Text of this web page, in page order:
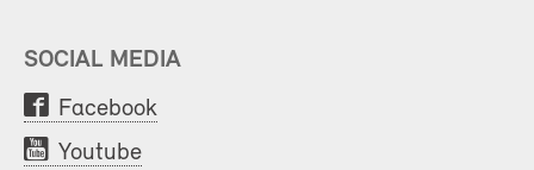
SOCIAL MEDIA
Facebook
Youtube